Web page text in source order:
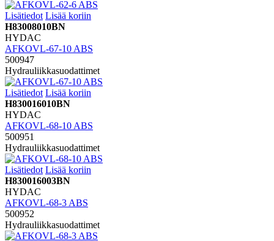
Lisätiedot Lisää koriin
H83008010BN
HYDAC
AFKOVL-67-10 ABS
500947
Hydrauliikkasuodattimet
Lisätiedot Lisää koriin
H830016010BN
HYDAC
AFKOVL-68-10 ABS
500951
Hydrauliikkasuodattimet
Lisätiedot Lisää koriin
H830016003BN
HYDAC
AFKOVL-68-3 ABS
500952
Hydrauliikkasuodattimet